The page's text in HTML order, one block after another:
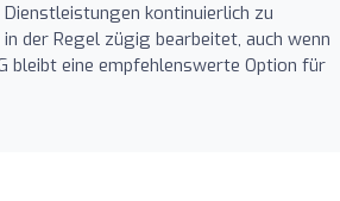
kontinuierlich zu
der Regel zügig bearbeitet, auch wenn
bleibt eine empfehlenswerte Option für